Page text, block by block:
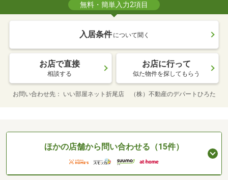
無料・簡単入力2項目
入居条件 について聞く
お店で直接
相談する
お店に行って
似た物件を探してもらう
お問い合わせ先 いい部屋ネット折尾店 （株）不動産のデパートひろた
ほかの店舗から問い合わせる（15件）